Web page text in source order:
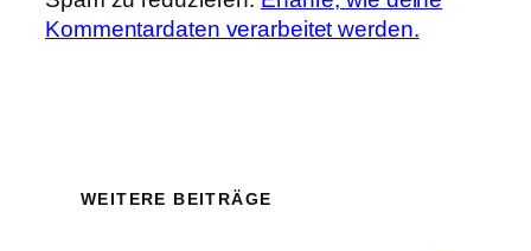
Kommentardaten verarbeitet werden.
WEITERE BEITRÄGE